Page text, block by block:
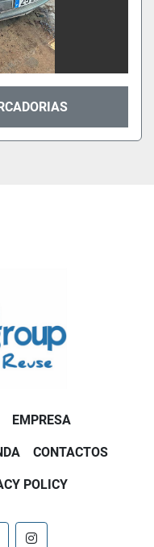
EMPRESA
CONTACTOS
POLICY